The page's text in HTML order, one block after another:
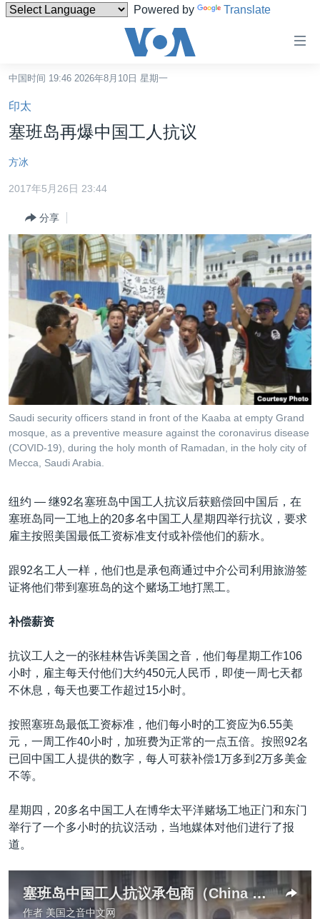
Powered by Translate
碍
链
接
跳
转
内
转
航
台湾
港澳
国际
最新国际新闻
印太
中东
欧洲
非洲
全球议题
分类新闻
经济·金融·贸易
人权·法律·宗教
科教·文娱·体健
军事
环境
美中关系
热点专题
白宫要闻
国会报道
美国建国250周年
美国之音专访
台海两岸关系
南中国海争端
关注新疆
VOA视频
VOA今日焦点
中文广播
关注我们
其他语言网站
中国时间 19:46 2026年8月10日 星期一
印太
塞班岛再爆中国工人抗议
方冰
2017年5月26日 23:44
分享
Saudi security officers stand in front of the Kaaba at empty Grand
mosque, as a preventive measure against the coronavirus disease
(COVID-19), during the holy month of Ramadan, in the holy city of
Mecca, Saudi Arabia.
纽约 — 继92名塞班岛中国工人抗议后获赔偿回中国后，在
塞班岛同一工地上的20多名中国工人星期四举行抗议，要求
雇主按照美国最低工资标准支付或补偿他们的薪水。
跟92名工人一样，他们也是承包商通过中介公司利用旅游签
证将他们带到塞班岛的这个赌场工地打黑工。
补偿薪资
抗议工人之一的张桂林告诉美国之音，他们每星期工作106
小时，雇主每天付他们大约450元人民币，即使一周七天都
不休息，每天也要工作超过15小时。
按照塞班岛最低工资标准，他们每小时的工资应为6.55美
元，一周工作40小时，加班费为正常的一点五倍。按照92名
已回中国工人提供的数字，每人可获补偿1万多到2万多美金
不等。
星期四，20多名中国工人在博华太平洋赌场工地正门和东门
举行了一个多小时的抗议活动，当地媒体对他们进行了报
道。
塞班岛中国工人抗议承包商（China Change提供）
作者 美国之音中文网